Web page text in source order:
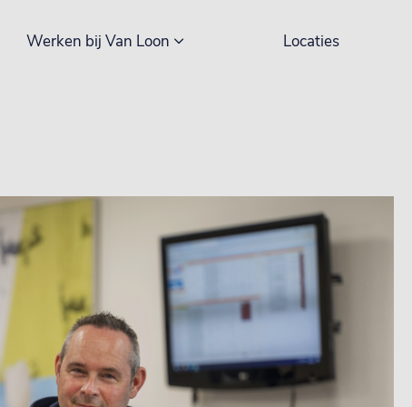
Werken bij Van Loon Locaties